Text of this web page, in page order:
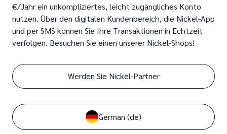
€/Jahr ein unkompliziertes, leicht zugängliches Konto
nutzen. Über den digitalen Kundenbereich, die Nickel-App
und per SMS können Sie Ihre Transaktionen in Echtzeit
verfolgen. Besuchen Sie einen unserer Nickel-Shops!
Werden Sie Nickel-Partner
German (de)